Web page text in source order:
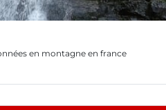
en montagne en france